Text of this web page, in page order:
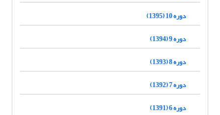
دوره 10 (1395)
دوره 9 (1394)
دوره 8 (1393)
دوره 7 (1392)
دوره 6 (1391)